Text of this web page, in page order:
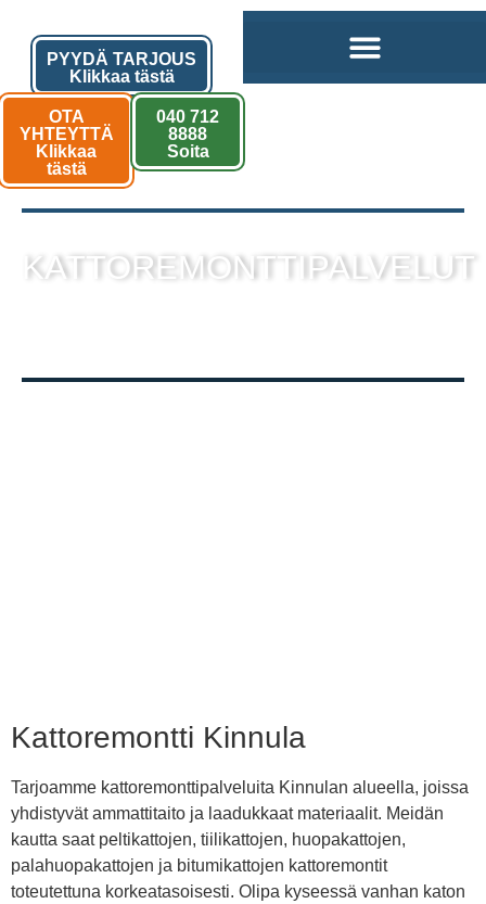
PYYDÄ TARJOUS
Klikkaa tästä
OTA
YHTEYTTÄ
Klikkaa
tästä
040 712
8888
Soita
KATTOREMONTTIPALVELUT
Kattoremontti Kinnula
Tarjoamme kattoremonttipalveluita Kinnulan alueella, joissa
yhdistyvät ammattitaito ja laadukkaat materiaalit. Meidän
kautta saat peltikattojen, tiilikattojen, huopakattojen,
palahuopakattojen ja bitumikattojen kattoremontit
toteutettuna korkeatasoisesti. Olipa kyseessä vanhan katon